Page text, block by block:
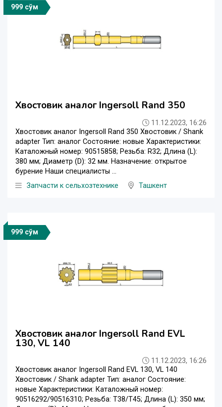
999 сўм
Хвостовик аналог Ingersoll Rand 350
11.12.2023, 16:26
Хвостовик аналог Ingersoll Rand 350 Хвостовик / Shank
adapter Тип: аналог Состояние: новые Характеристики:
Каталожный номер: 90515858; Резьба: R32; Длина (L):
380 мм; Диаметр (D): 32 мм. Назначение: открытое
бурение Наши специалисты ...
Запчасти к сельхозтехнике
Ташкент
999 сўм
Хвостовик аналог Ingersoll Rand EVL
130, VL 140
11.12.2023, 16:26
Хвостовик аналог Ingersoll Rand EVL 130, VL 140
Хвостовик / Shank adapter Тип: аналог Состояние:
новые Характеристики: Каталожный номер:
90516292/90516310; Резьба: T38/T45; Длина (L): 350 мм;